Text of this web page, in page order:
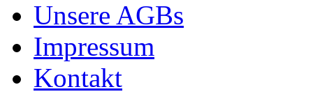
Unsere AGBs
Impressum
Kontakt